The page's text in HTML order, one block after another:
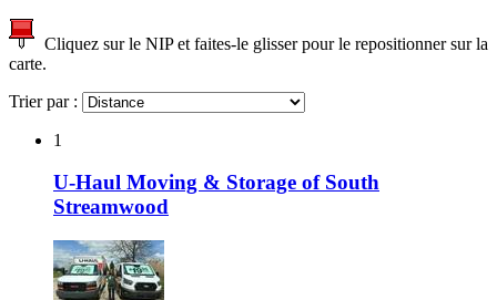
Cliquez sur le NIP et faites-le glisser pour le repositionner sur la
carte.
Trier par :
1
U-Haul Moving & Storage of South
Streamwood